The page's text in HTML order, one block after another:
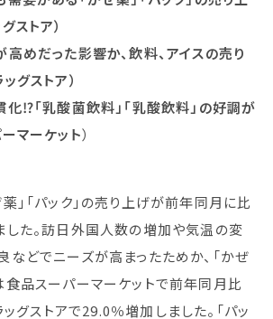
ストア）
高めだった影響か、飲料、アイスの売り
グストア）
化⁉「乳酸菌飲料」「乳酸飲料」の好調が
マーケット）
」「パック」の売り上げが前年同月に比
した。訪日外国人数の増加や気温の変
などでニーズが高まったためか、「かぜ
食品スーパーマーケットで前年同月比
グストアで29.0％増加しました。「パッ